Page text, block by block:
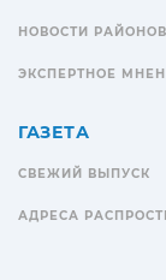
НОВОСТИ РАЙОНОВ
ЭКСПЕРТНОЕ
ГАЗЕТА
СВЕЖИЙ ВЫПУСК
АДРЕСА